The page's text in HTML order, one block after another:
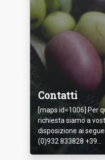
Contatti
[maps id=1006] Per
richiesta siamo a
disposizione ai
(0)932 833828 +39...